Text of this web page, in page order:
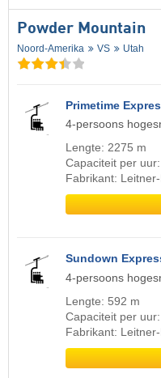
Powder Mountain
Noord-Amerika VS Utah
Primetime
4-persoons
Lengte: 2275 m
Capaciteit per
Fabrikant:
Sundown
4-persoons
Lengte: 592 m
Capaciteit per
Fabrikant: